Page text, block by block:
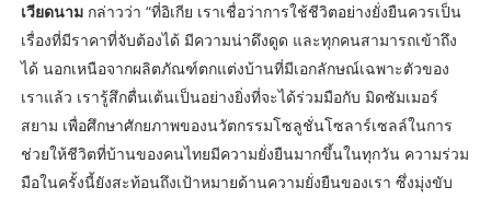
เวียดนามกล่าวว่า “ที่อิเกีย เราเชื่อว่าการใช้ชีวิตอย่างยั่งยืนควรเป็น
เรื่องที่มีราคาที่จับต้องได้ มีความน่าดึงดูด และทุกคนสามารถเข้าถึง
ได้ นอกเหนือจากผลิตภัณฑ์ตกแต่งบ้านที่มีเอกลักษณ์เฉพาะตัวของ
เราแล้ว เรารู้สึกตื่นเต้นเป็นอย่างยิ่งที่จะได้ร่วมมือกับ มิดซัมเมอร์
สยาม เพื่อศึกษาศักยภาพของนวัตกรรมโซลูชั่นโซลาร์เซลล์ในการ
ช่วยให้ชีวิตที่บ้านของคนไทยมีความยั่งยืนมากขึ้นในทุกวัน ความร่วม
มือในครั้งนี้ยังสะท้อนถึงเป้าหมายด้านความยั่งยืนของเรา ซึ่งมุ่งขับ